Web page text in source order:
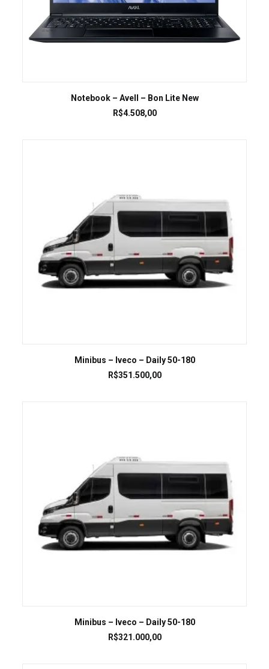
LEIA MAIS
Notebook – Avell – Bon Lite New
R$4.508,00
LEIA MAIS
Minibus – Iveco – Daily 50-180
R$351.500,00
LEIA MAIS
Minibus – Iveco – Daily 50-180
R$321.000,00